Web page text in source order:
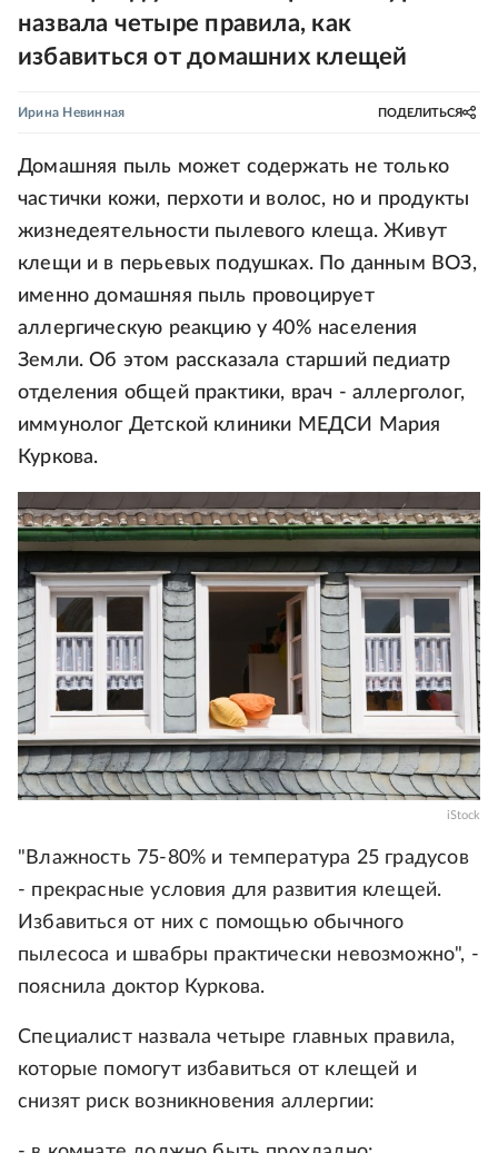
назвала четыре правила, как
избавиться от домашних клещей
Ирина Невинная ПОДЕЛИТЬСЯ
Домашняя пыль может содержать не только
частички кожи, перхоти и волос, но и продукты
жизнедеятельности пылевого клеща. Живут
клещи и в перьевых подушках. По данным ВОЗ,
именно домашняя пыль провоцирует
аллергическую реакцию у 40% населения
Земли. Об этом рассказала старший педиатр
отделения общей практики, врач - аллерголог,
иммунолог Детской клиники МЕДСИ Мария
Куркова.
iStock
"Влажность 75-80% и температура 25 градусов
- прекрасные условия для развития клещей.
Избавиться от них с помощью обычного
пылесоса и швабры практически невозможно", -
пояснила доктор Куркова.
Специалист назвала четыре главных правила,
которые помогут избавиться от клещей и
снизят риск возникновения аллергии: